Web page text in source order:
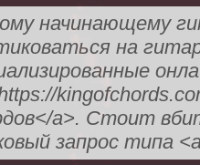
начинающему
на
a>. Стоит
запрос типа